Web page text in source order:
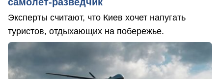
Эксперты считают, что Киев хочет напугать
туристов, отдыхающих на побережье.